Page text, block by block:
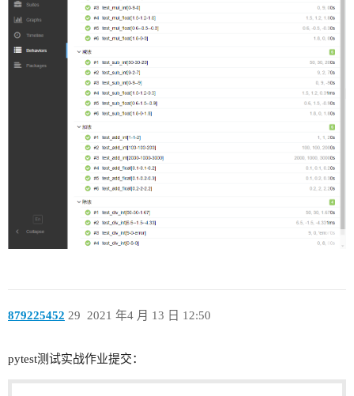
879225452 2021 年4 月 13 日 12:50
29
pytest测试实战作业提交：